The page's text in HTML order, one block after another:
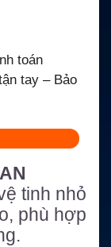
toán
tay – Bảo
tinh nhỏ
phù hợp